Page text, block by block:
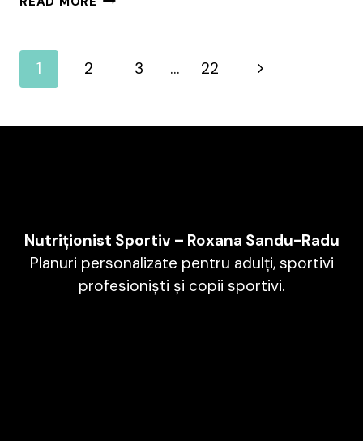
SĂPTĂMÂNA
Page
Navigation
1 2 3 … 22
Next
Nutriționist Sportiv – Roxana Sandu-Radu
Planuri personalizate pentru adulți, sportivi
profesioniști și copii sportivi.